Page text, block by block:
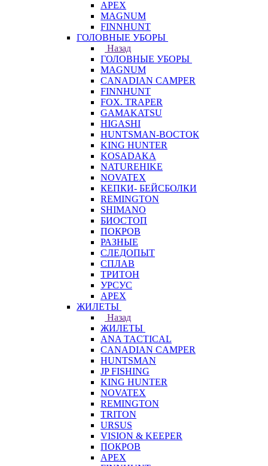
APEX
MAGNUM
FINNHUNT
ГОЛОВНЫЕ УБОРЫ
Назад
ГОЛОВНЫЕ УБОРЫ
MAGNUM
CANADIAN CAMPER
FINNHUNT
FOX. TRAPER
GAMAKATSU
HIGASHI
HUNTSMAN-ВОСТОК
KING HUNTER
KOSADAKA
NATUREHIKE
NOVATEX
КЕПКИ- БЕЙСБОЛКИ
REMINGTON
SHIMANO
БИОСТОП
ПОКРОВ
РАЗНЫЕ
СЛЕДОПЫТ
СПЛАВ
ТРИТОН
УРСУС
APEX
ЖИЛЕТЫ
Назад
ЖИЛЕТЫ
ANA TACTICAL
CANADIAN CAMPER
HUNTSMAN
JP FISHING
KING HUNTER
NOVATEX
REMINGTON
TRITON
URSUS
VISION & KEEPER
ПОКРОВ
APEX